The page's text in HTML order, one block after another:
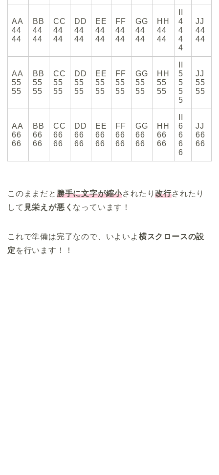
AA
44
44
BB
44
44
CC
44
44
DD
44
44
EE
44
44
FF
44
44
GG
44
44
HH
44
44
4
4
4
4
JJ
44
44
AA
55
55
BB
55
55
CC
55
55
DD
55
55
EE
55
55
FF
55
55
GG
55
55
HH
55
55
5
5
5
5
JJ
55
55
AA
66
66
BB
66
66
CC
66
66
DD
66
66
EE
66
66
FF
66
66
GG
66
66
HH
66
66
6
6
6
6
JJ
66
66
このままだと 勝手に文字が縮小されたり改行されたり
して 見栄えが悪く なっています！
これで準備は完了なので、いよいよ 横スクロースの設
定 を行います！！